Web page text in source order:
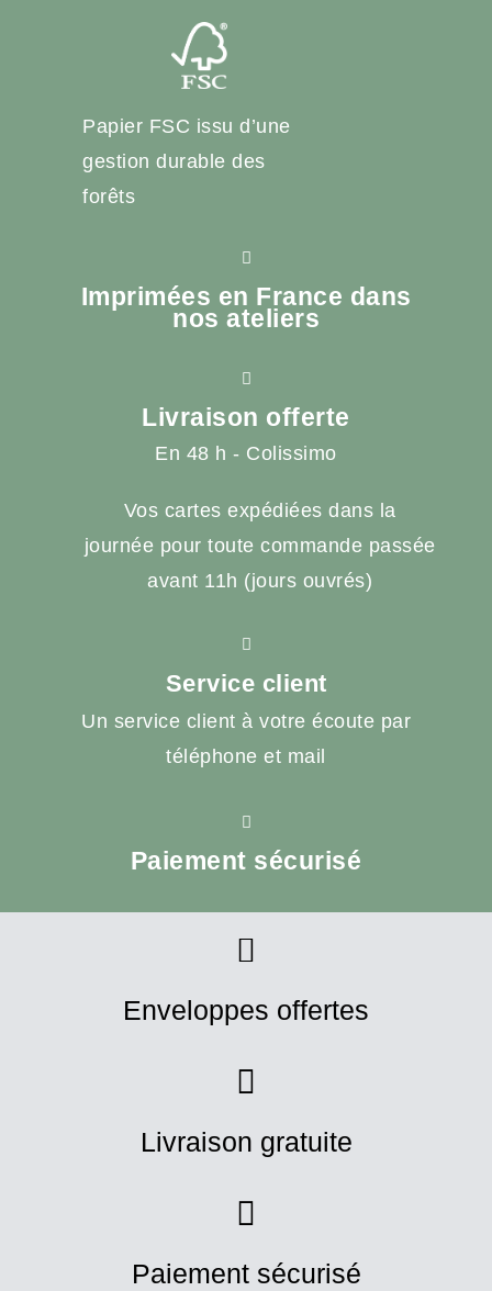
Papier FSC issu d’une
gestion durable des
forêts
Imprimées en France dans
nos ateliers
Livraison offerte
En 48 h - Colissimo
Vos cartes expédiées dans la
journée pour toute commande passée
avant 11h (jours ouvrés)
Service client
Un service client à votre écoute par
téléphone et mail
Paiement sécurisé
Enveloppes offertes
Livraison gratuite
Paiement sécurisé